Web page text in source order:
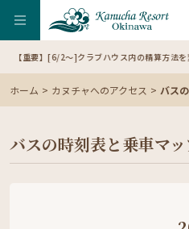
【重要】[6/2～]クラブハウス内の精算方法を
ホーム カヌチャへのアクセス バス
バスの時刻表と乗車マ